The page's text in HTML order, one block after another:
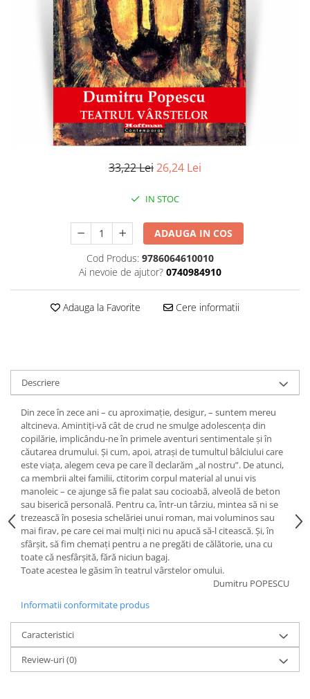
Literatura
Contemporana
Universala
Non-fictiune
Publicistica / Reportaje / Interviuri
Sociologie si filozofie
33,22 Lei26,24 Lei
IN STOC
ADAUGA IN COS
Cod Produs: 9786064610010
Ai nevoie de ajutor? 0740984910
Adauga la Favorite Cere informatii
Descriere
Din zece în zece ani – cu aproximație, desigur, – suntem mereu
altcineva. Amintiți-vă cât de crud ne smulge adolescența din
copilărie, implicându-ne în primele aventuri sentimentale și în
căutarea drumului. Și cum, apoi, atrași de tumultul bâlciului care
este viața, alegem ceva pe care îl declarăm „al nostru”. De atunci,
ca membrii altei familii, ctitorim corpul material al unui vis
manoleic – ce ajunge să fie palat sau cocioabă, alveolă de beton
sau biserică personală. Pentru ca, într-un târziu, mintea să ni se
trezească în posesia schelăriei unui roman, mai voluminos sau
mai firav, pe care cei mai mulți nici nu apucă să-l citească. Și, în
sfârșit, să fim chemați pentru a ne pregăti de călătorie, una cu
toate că nesfârșită, fără niciun bagaj.
Toate acestea le găsim în teatrul vârstelor omului.
Dumitru POPESCU
Informatii conformitate produs
Caracteristici
Review-uri(0)